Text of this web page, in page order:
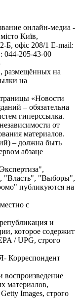
онлайн-медиа -
Київ,
офіс 208/1 E-mail:
044-205-43-00
размещённых на
на
«Новости
– обязательна
гиперссылка.
от
материалов.
– должна быть
абзаце
"Власть", "Выборы",
публикуются на
с
и
которое содержит
/ UPG, строго
Корреспондент
воспроизведение
материалов,
Images, строго